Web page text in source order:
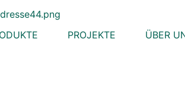
PROJEKTE ÜBER